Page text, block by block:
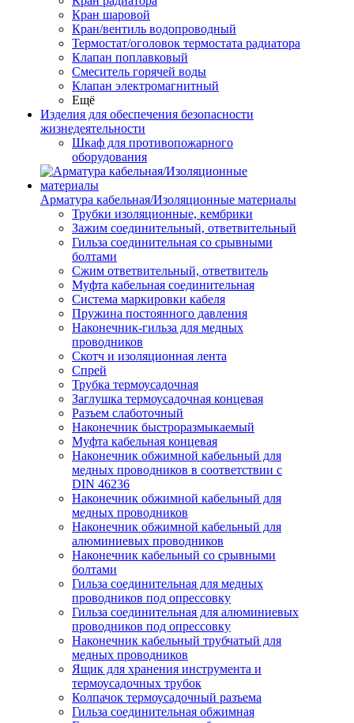
Кран шаровой
Кран/вентиль водопроводный
Термостат/оголовок термостата радиатора
Клапан поплавковый
Смеситель горячей воды
Клапан электромагнитный
Ещё
Изделия для обеспечения безопасности
жизнедеятельности
Шкаф для противопожарного
оборудования
Арматура кабельная/Изоляционные материалы
Трубки изоляционные, кембрики
Зажим соединительный, ответвительный
Гильза соединительная со срывными
болтами
Сжим ответвительный, ответвитель
Муфта кабельная соединительная
Система маркировки кабеля
Пружина постоянного давления
Наконечник-гильза для медных
проводников
Скотч и изоляционная лента
Спрей
Трубка термоусадочная
Заглушка термоусадочная концевая
Разъем слаботочный
Наконечник быстроразмыкаемый
Муфта кабельная концевая
Наконечник обжимной кабельный для
медных проводников в соответствии с
DIN 46236
Наконечник обжимной кабельный для
медных проводников
Наконечник обжимной кабельный для
алюминиевых проводников
Наконечник кабельный со срывными
болтами
Гильза соединительная для медных
проводников под опрессовку
Гильза соединительная для алюминиевых
проводников под опрессовку
Наконечник кабельный трубчатый для
медных проводников
Ящик для хранения инструмента и
термоусадочных трубок
Колпачок термоусадочный разъема
Гильза соединительная обжимная